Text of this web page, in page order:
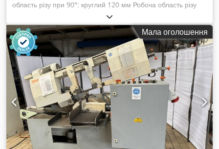
область різу при 90°: круглий 120 мм Робоча область різу
при 90°: квадратний 100 мм Робоча область різу при 90°:
прямокутний 180x100 мм Робоча висота: 925 мм Швидкість
обертання пиляльного диска: 15–70 об/хв Загальна
потужність: 1,8/2,2 кВт Вага машини: прибл. 0,71 т
Габаритні розміри: прибл. 1,9 x 1,45 x 2,1 м СПЕЦІАЛЬНА
ПРОПОЗИЦІЯ!!! Високопродуктивна вертикальна
круглопильна машина, повністю автоматична з
гідропневматичним керуванням. (20192) · Пропили під
кутом: ліворуч 60° та праворуч 45° · Гідропневматичне
керування пильним блоком Cjdpod Iin Hofx Ap Isrf ·
Електропневматичний блок подачі матеріалу · Плавний,
потужний черв'ячний привід з великим передавальним
числом, інтегрований у міцний чавунний корпус для
Мала оголошення